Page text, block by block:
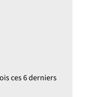
ces 6 derniers